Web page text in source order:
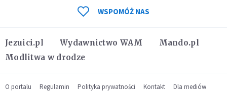
Jezuici.pl Wydawnictwo WAM
Mando.pl
Modlitwa w drodze
WSPOMÓŻ NAS
O portalu Regulamin Polityka prywatności Kontakt Dla mediów